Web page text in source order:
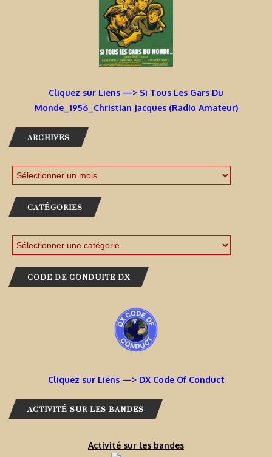
Cliquez sur Liens —> Si Tous Les Gars Du
Monde_1956_Christian Jacques (Radio Amateur)
ARCHIVES
CATÉGORIES
CODE DE CONDUITE DX
Cliquez sur Liens —> DX Code Of Conduct
ACTIVITÉ SUR LES BANDES
Activité sur les bandes